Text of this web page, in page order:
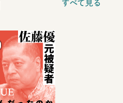
すべて見る